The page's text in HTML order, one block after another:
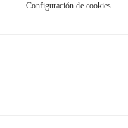
Configuración de cookies